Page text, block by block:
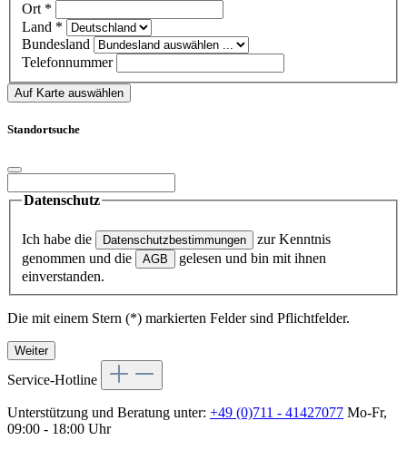
Ort *
Land *
Bundesland
Telefonnummer
Auf Karte auswählen
Standortsuche
Datenschutz
Ich habe die Datenschutzbestimmungen
zur Kenntnis
genommen und die
AGB
gelesen und bin mit ihnen
einverstanden.
Die mit einem Stern (*) markierten Felder sind Pflichtfelder.
Weiter
Service-Hotline
Unterstützung und Beratung unter: +49 (0)711 - 41427077 Mo-Fr,
09:00 - 18:00 Uhr